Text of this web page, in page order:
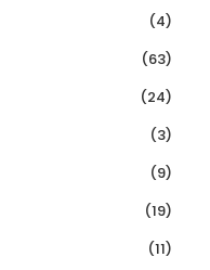
(4)
(63)
(24)
(3)
(9)
(19)
(11)